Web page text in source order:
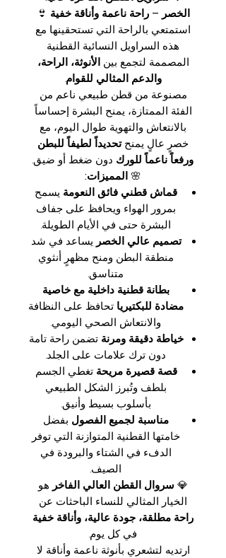
الخصر – راحة ناعمة وأناقة خفية 👙
استمتعي بالراحة التي تستحقينها مع
هذه السراويل النسائية القطنية
المصممة لتجمع بينالأنوثة، الراحة،
والدعم المثالي للقوام.
مصنوعة من قطن طبيعي ناعم من
الفئة الممتازة، يمنح البشرة إحساساً
بالانتعاش والتهوية طوال اليوم، مع
خصرٍ عالٍ يمنحتحديداً لطيفاً للبطن
ورفعاً ناعماً للورك دون ضغط أو ضيق.
🌸 المميزات:
قماش قطني فائق النعومة يسمح
بمرور الهواء ويحافظ على جفاف
البشرة حتى في الأيام الطويلة.
تصميم عالي الخصر يساعد في شد
منطقة البطن ومنح مظهرٍ أنثوي
متناسق.
بطانة قطنية داخلية مع خاصية
مضادة للبكتيريا تحافظ على النظافة
والانتعاش الصحي اليومي.
خياطة دقيقة ومرنة تضمن راحة تامة
دون ترك علامات على الجلد.
قصة قصيرة مريحة تغطي الجسم
بلطف وتُبرز الشكل الطبيعي
بأسلوب بسيط وأنيق.
مناسبة لجميع الفصول بفضل
خامتها القطنية المتوازنة التي توفر
الدفء في الشتاء والبرودة في
الصيف.
💎 سروال القطن العالي الفاخر هو
الخيار المثالي للنساء الباحثات عن
راحة مطلقة، جودة عالية، وأناقة خفية
في كل يوم.
ارتديه لتشعري بأنوثة ناعمة وأناقة لا